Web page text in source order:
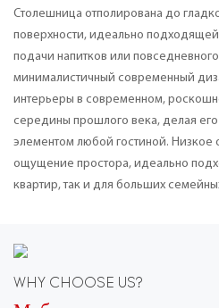
Столешница отполирована до
поверхности, идеально
подачи напитков или
минималистичный современный
интерьеры в современном,
середины прошлого века, делая
элементом любой гостиной. Низкое
ощущение простора, идеально
квартир, так и для больших
WHY CHOOSE US?